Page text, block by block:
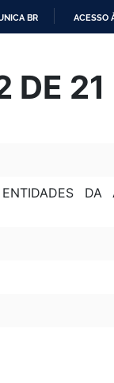
CONTEÚDO
BR ACESSO
DE
DA